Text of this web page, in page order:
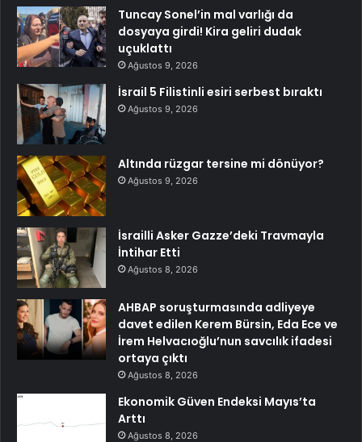
Tuncay Sonel’in mal varlığı da
dosyaya girdi! Kira geliri dudak
uçuklattı
Ağustos 9, 2026
İsrail 5 Filistinli esiri serbest bıraktı
Ağustos 9, 2026
Altında rüzgar tersine mi dönüyor?
Ağustos 9, 2026
İsrailli Asker Gazze’deki Travmayla
İntihar Etti
Ağustos 8, 2026
AHBAP soruşturmasında adliyeye
davet edilen Kerem Bürsin, Eda Ece ve
İrem Helvacıoğlu’nun savcılık ifadesi
ortaya çıktı
Ağustos 8, 2026
Ekonomik Güven Endeksi Mayıs’ta
Arttı
Ağustos 8, 2026